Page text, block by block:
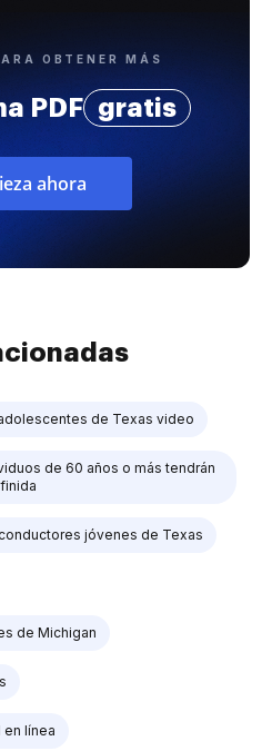
OBTENER MÁS
PDF gratis
ahora
de Texas video
de 60 años o más tendrán
jóvenes de Texas
de Michigan
línea